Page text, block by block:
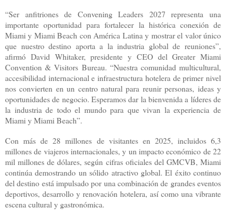
“Ser anfitriones de Convening Leaders 2027 representa una
importante oportunidad para fortalecer la histórica conexión de
Miami y Miami Beach con América Latina y mostrar el valor único
que nuestro destino aporta a la industria global de reuniones”,
afirmó David Whitaker, presidente y CEO del Greater Miami
Convention & Visitors Bureau. “Nuestra comunidad multicultural,
accesibilidad internacional e infraestructura hotelera de primer nivel
nos convierten en un centro natural para reunir personas, ideas y
oportunidades de negocio. Esperamos dar la bienvenida a líderes de
la industria de todo el mundo para que vivan la experiencia de
Miami y Miami Beach”.
Con más de 28 millones de visitantes en 2025, incluidos 6,3
millones de viajeros internacionales, y un impacto económico de 22
mil millones de dólares, según cifras oficiales del GMCVB, Miami
continúa demostrando un sólido atractivo global. El éxito continuo
del destino está impulsado por una combinación de grandes eventos
deportivos, desarrollo y renovación hotelera, así como una vibrante
escena cultural y gastronómica.